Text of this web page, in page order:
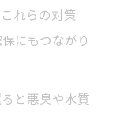
れらの対策
にもつながり
と悪臭や水質